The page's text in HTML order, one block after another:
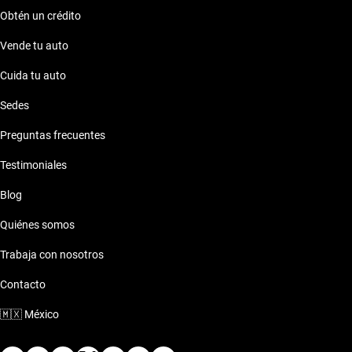
Obtén un crédito
Vende tu auto
Cuida tu auto
Sedes
Preguntas frecuentes
Testimoniales
Blog
Quiénes somos
Trabaja con nosotros
Contacto
🇲🇽 México